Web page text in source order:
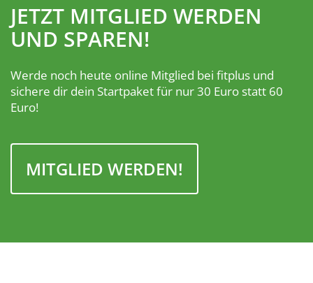
JETZT MITGLIED WERDEN
UND SPAREN!
Werde noch heute online Mitglied bei fitplus und
sichere dir dein Startpaket für nur 30 Euro statt 60
Euro!
MITGLIED WERDEN!